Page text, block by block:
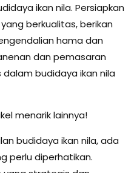
ikan nila. Persiapkan
berkualitas, berikan
hama dan
dan pemasaran
budidaya ikan nila
menarik lainnya!
budidaya ikan nila, ada
perlu diperhatikan.